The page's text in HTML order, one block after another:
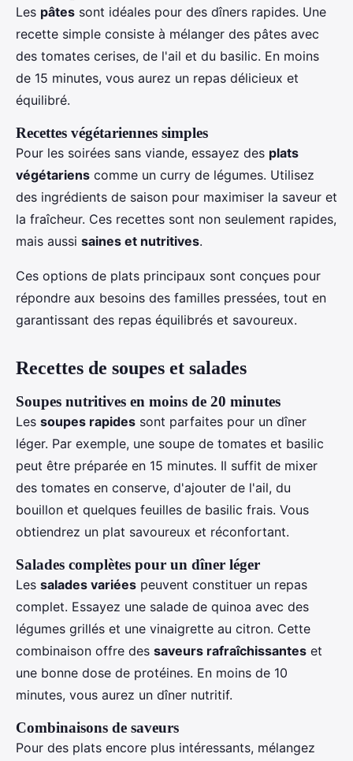
Les pâtes sont idéales pour des dîners rapides. Une
recette simple consiste à mélanger des pâtes avec
des tomates cerises, de l'ail et du basilic. En moins
de 15 minutes, vous aurez un repas délicieux et
équilibré.
Recettes végétariennes simples
Pour les soirées sans viande, essayez des plats
végétariens comme un curry de légumes. Utilisez
des ingrédients de saison pour maximiser la saveur et
la fraîcheur. Ces recettes sont non seulement rapides,
mais aussi saines et nutritives.
Ces options de plats principaux sont conçues pour
répondre aux besoins des familles pressées, tout en
garantissant des repas équilibrés et savoureux.
Recettes de soupes et salades
Soupes nutritives en moins de 20 minutes
Les soupes rapides sont parfaites pour un dîner
léger. Par exemple, une soupe de tomates et basilic
peut être préparée en 15 minutes. Il suffit de mixer
des tomates en conserve, d'ajouter de l'ail, du
bouillon et quelques feuilles de basilic frais. Vous
obtiendrez un plat savoureux et réconfortant.
Salades complètes pour un dîner léger
Les salades variées peuvent constituer un repas
complet. Essayez une salade de quinoa avec des
légumes grillés et une vinaigrette au citron. Cette
combinaison offre des saveurs rafraîchissantes et
une bonne dose de protéines. En moins de 10
minutes, vous aurez un dîner nutritif.
Combinaisons de saveurs
Pour des plats encore plus intéressants, mélangez